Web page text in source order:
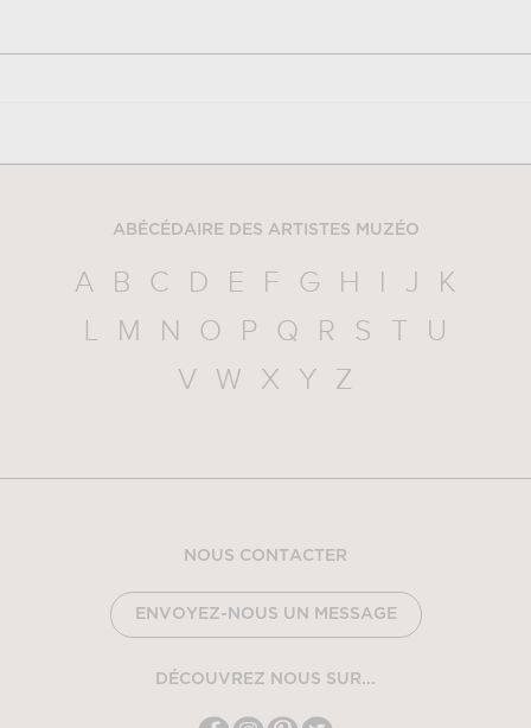
ABÉCÉDAIRE DES ARTISTES MUZÉO
A B C D E F G H I J
K
L
M N O P Q R S T
U
V
W X Y Z
NOUS CONTACTER
ENVOYEZ-NOUS UN MESSAGE
DÉCOUVREZ NOUS SUR...